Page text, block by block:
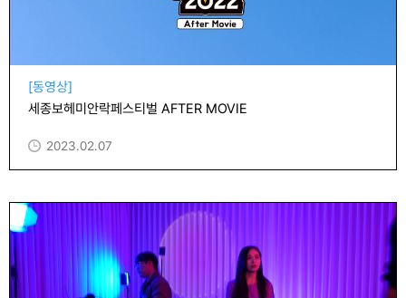
[동영상]
세종보헤미안락페스티벌 AFTER MOVIE
2023.02.07